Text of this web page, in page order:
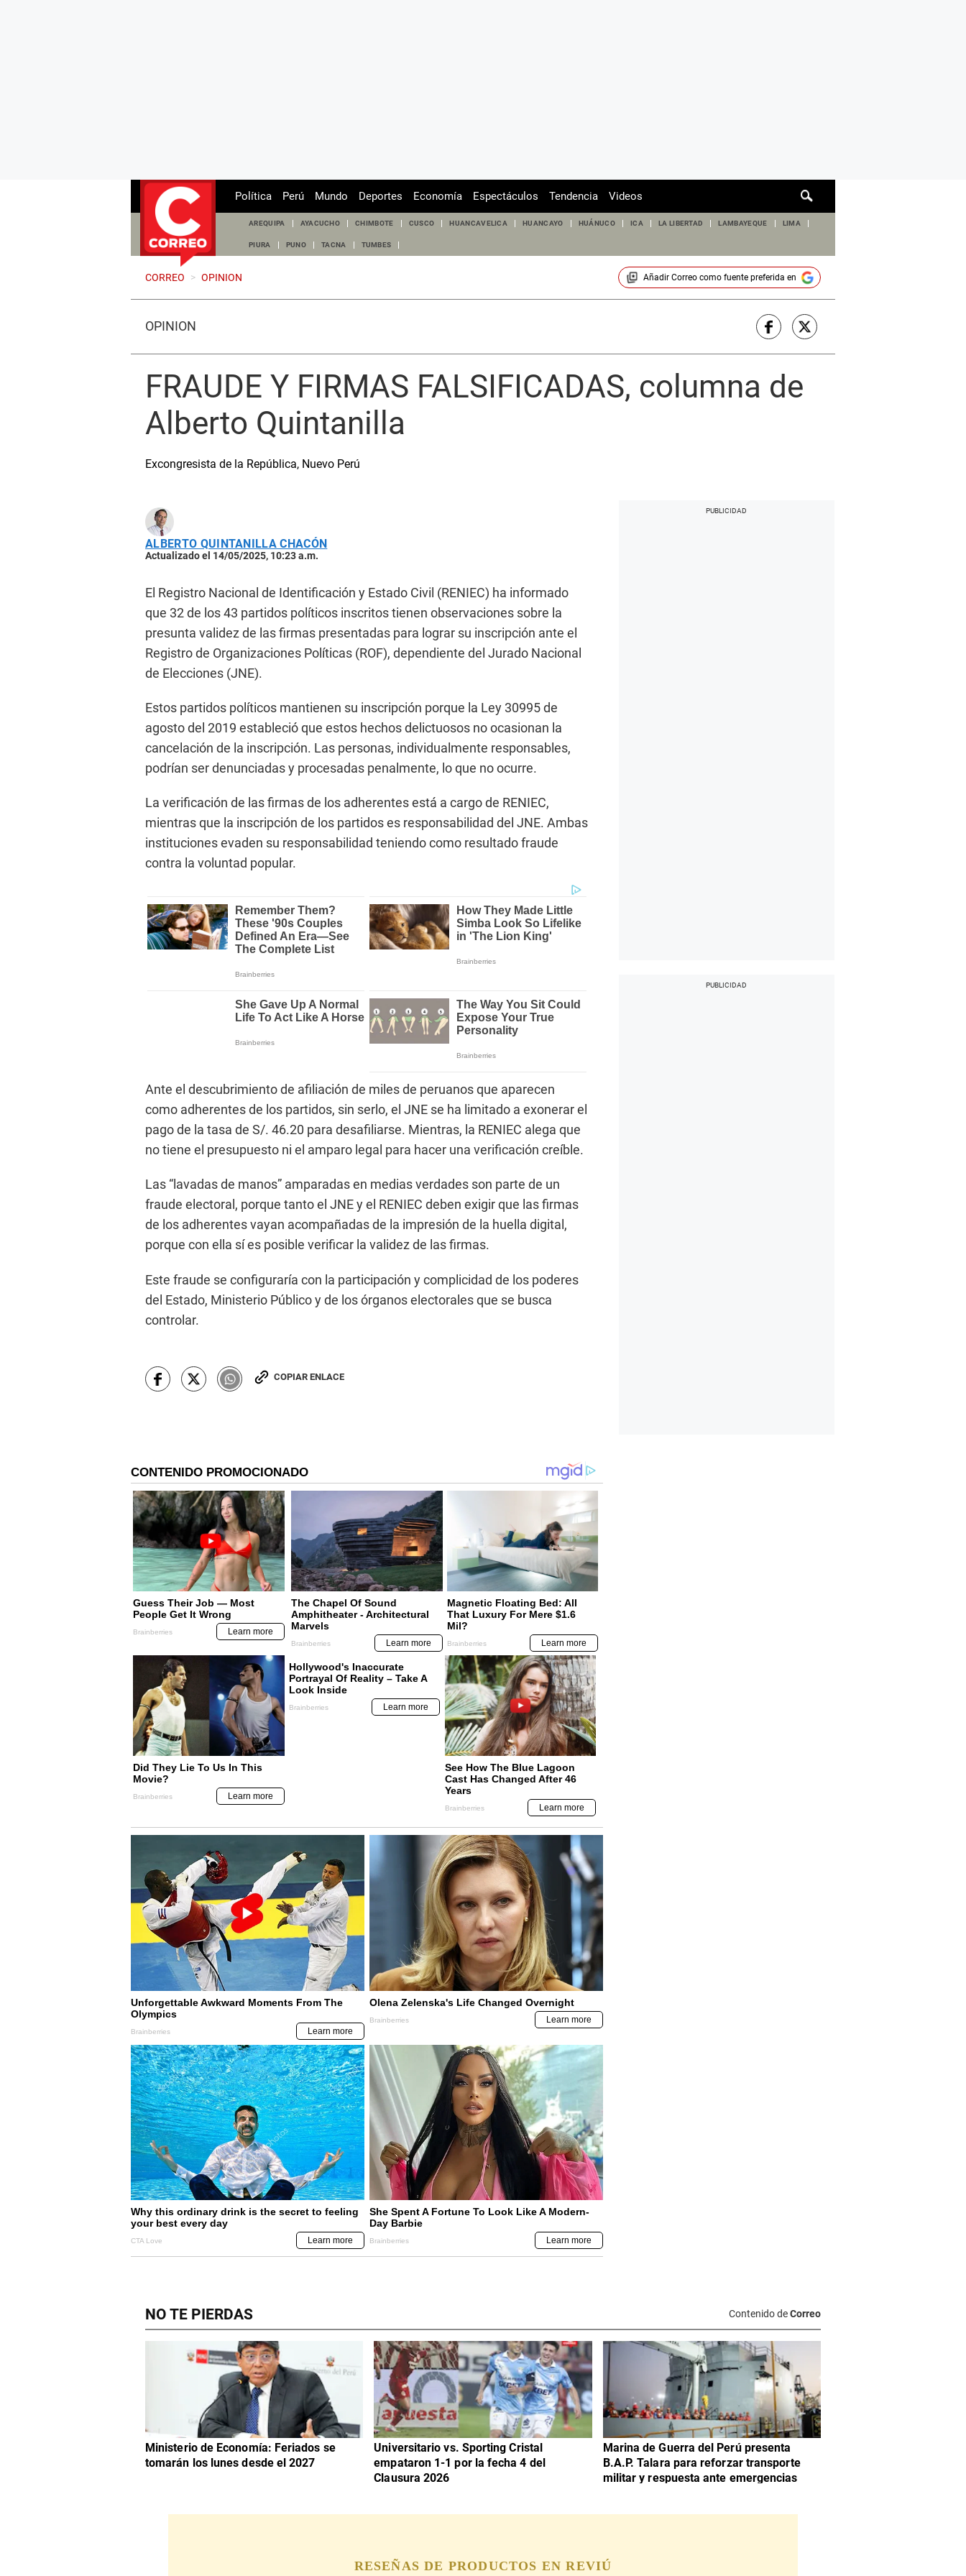
de
Política Perú Mundo Deportes Economía Espectáculos Tendencia Videos
AREQUIPA AYACUCHO CHIMBOTE CUSCO HUANCAVELICA HUANCAYO HUÁNUCO ICA LA LIBERTAD LAMBAYEQUE LIMA
PIURA PUNO TACNA TUMBES
CORREO > OPINION Añadir Correocomo fuente preferida en
OPINIÓN
FRAUDE Y FIRMAS FALSIFICADAS, columna de
Alberto Quintanilla
Excongresista de la República, Nuevo Perú
ALBERTO QUINTANILLA CHACÓN
Actualizado el 14/05/2025, 10:23 a.m.
El Registro Nacional de Identificación y Estado Civil (RENIEC) ha informado
que 32 de los 43 partidos políticos inscritos tienen observaciones sobre la
presunta validez de las firmas presentadas para lograr su inscripción ante el
Registro de Organizaciones Políticas (ROF), dependiente del Jurado Nacional
de Elecciones (JNE).
Estos partidos políticos mantienen su inscripción porque la Ley 30995 de
agosto del 2019 estableció que estos hechos delictuosos no ocasionan la
cancelación de la inscripción. Las personas, individualmente responsables,
podrían ser denunciadas y procesadas penalmente, lo que no ocurre.
La verificación de las firmas de los adherentes está a cargo de RENIEC,
mientras que la inscripción de los partidos es responsabilidad del JNE. Ambas
instituciones evaden su responsabilidad teniendo como resultado fraude
contra la voluntad popular.
Ante el descubrimiento de afiliación de miles de peruanos que aparecen
como adherentes de los partidos, sin serlo, el JNE se ha limitado a exonerar el
pago de la tasa de S/. 46.20 para desafiliarse. Mientras, la RENIEC alega que
no tiene el presupuesto ni el amparo legal para hacer una verificación creíble.
Las “lavadas de manos” amparadas en medias verdades son parte de un
fraude electoral, porque tanto el JNE y el RENIEC deben exigir que las firmas
de los adherentes vayan acompañadas de la impresión de la huella digital,
porque con ella sí es posible verificar la validez de las firmas.
Este fraude se configuraría con la participación y complicidad de los poderes
del Estado, Ministerio Público y de los órganos electorales que se busca
controlar.
COPIAR ENLACE
NO TE PIERDAS Contenido deCorreo
Ministerio de Economía: Feriados se
tomarán los lunes desde el 2027
Universitario vs. Sporting Cristal
empataron 1-1 por la fecha 4 del
Clausura 2026
Marina de Guerra del Perú presenta
B.A.P. Talara para reforzar transporte
militar y respuesta ante emergencias